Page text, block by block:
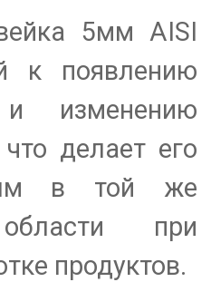
5мм АІSI
к появлению
изменению
делает его
в той же
при
продуктов.